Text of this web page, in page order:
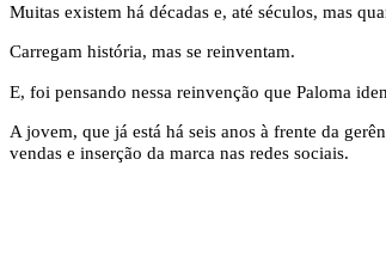
Muitas existem há décadas e, até séculos, mas
Carregam história, mas se reinventam.
E, foi pensando nessa reinvenção que Paloma
A jovem, que já está há seis anos à frente da
vendas e inserção da marca nas redes sociais.